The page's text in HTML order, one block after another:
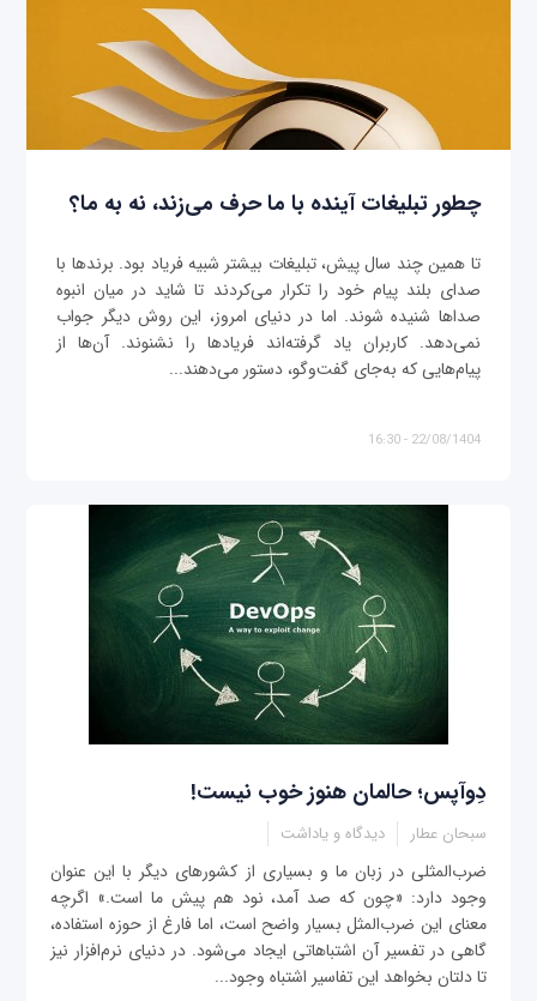
چطور تبلیغات آینده با ما حرف می‌زند، نه به ما؟
تا همین چند سال پیش، تبلیغات بیشتر شبیه فریاد بود. برندها با
صدای بلند پیام خود را تکرار می‌کردند تا شاید در میان انبوه
صداها شنیده شوند. اما در دنیای امروز، این روش دیگر جواب
نمی‌دهد. کاربران یاد گرفته‌اند فریادها را نشنوند. آن‌ها از
پیام‌هایی که به‌جای گفت‌وگو، دستور می‌دهند...
22/08/1404 - 16:30
دِوآپس؛ حالمان هنوز خوب نیست!
سبحان عطار دیدگاه و یاداشت
ضرب‌المثلی در زبان ما و بسیاری از کشورهای دیگر با این عنوان
وجود دارد: «چون که صد آمد، نود هم پیش ما است.» اگرچه
معنای این ضرب‌المثل بسیار واضح است، اما فارغ از حوزه استفاده،
گاهی در تفسیر آن اشتباهاتی ایجاد می‌شود. در دنیای نرم‌افزار نیز
تا دلتان بخواهد این تفاسیر اشتباه وجود...